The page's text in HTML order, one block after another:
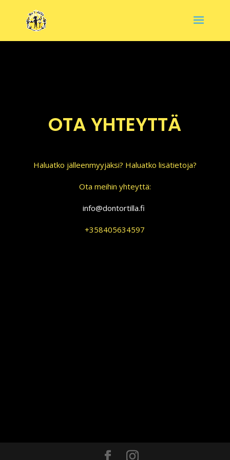
OTA YHTEYTTÄ
Haluatko jälleenmyyjäksi? Haluatko lisätietoja?
Ota meihin yhteyttä:
info@dontortilla.fi
+358405634597